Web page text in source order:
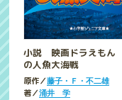
小説 映画ドラえもん
の人魚大海戦
原作／藤子・Ｆ・不二雄
著／涌井 学